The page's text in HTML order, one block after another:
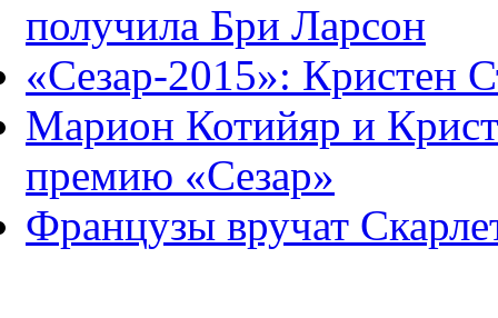
получила Бри Ларсон
«Сезар-2015»: Кристен
Марион Котийяр и
премию «Сезар»
Французы вручат